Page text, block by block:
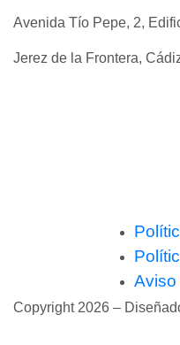
Avenida Tío Pepe, 2,
Jerez de la Frontera,
Aviso
Copyright 2026 –